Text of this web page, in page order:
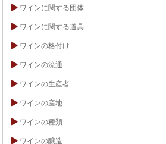
ワインに関する団体
ワインに関する道具
ワインの格付け
ワインの流通
ワインの生産者
ワインの産地
ワインの種類
ワインの醸造